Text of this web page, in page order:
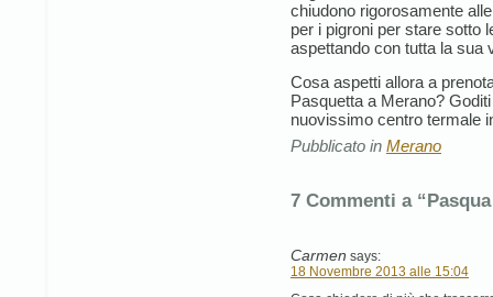
chiudono rigorosamente
per i pigroni per stare sotto
aspettando con tutta la sua
Cosa aspetti allora a
Pasquetta a Merano?
nuovissimo centro termale
Pubblicato in Merano
7 Commenti a
Carmen says:
18 Novembre 2013 alle 15:04